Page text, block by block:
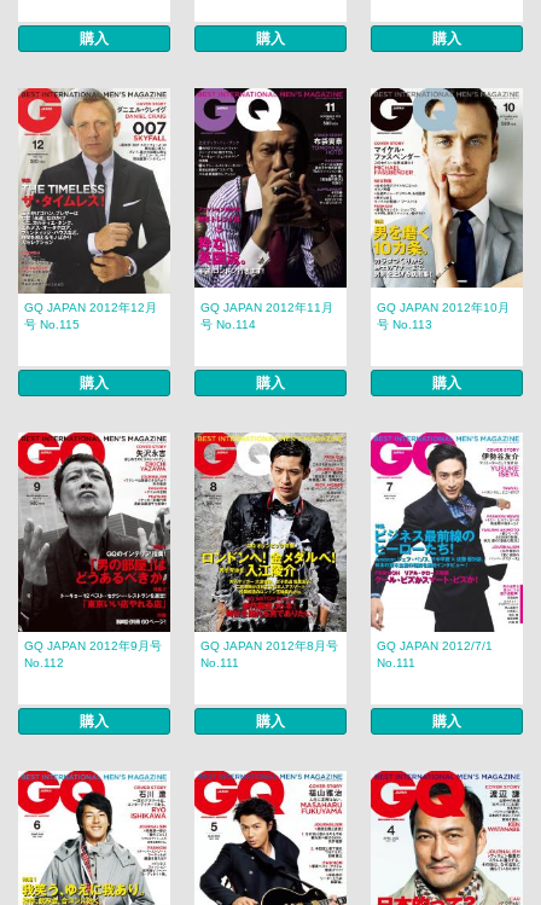
購入 購入 購入
GQ JAPAN 2012年12月
号 No.115
購入
GQ JAPAN 2012年11月
号 No.114
購入
GQ JAPAN 2012年10月
号 No.113
購入
GQ JAPAN 2012年9月号
No.112
購入
GQ JAPAN 2012年8月号
No.111
購入
GQ JAPAN 2012/7/1
No.111
購入